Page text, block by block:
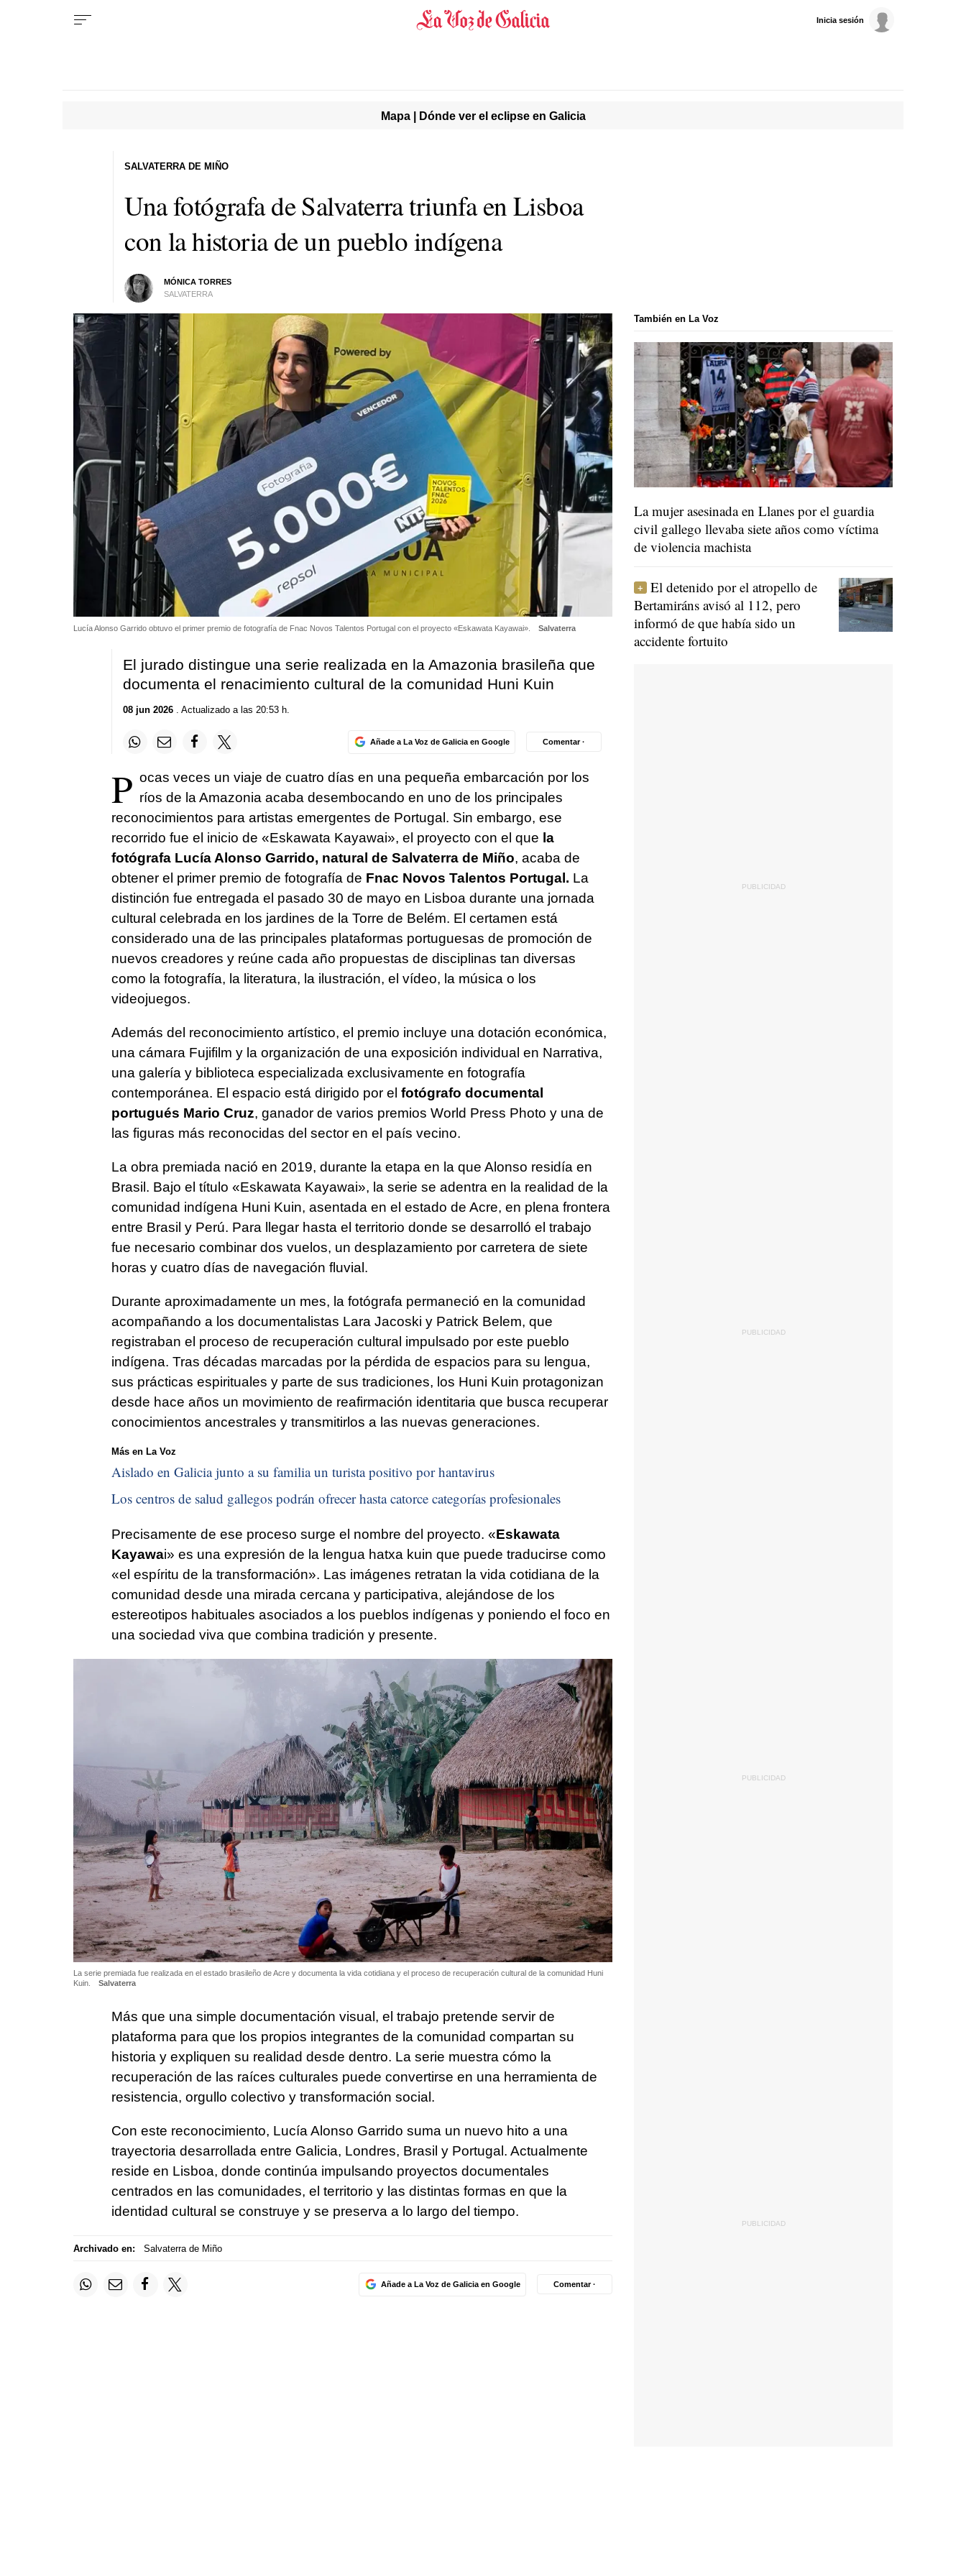
Inicia sesión
Mapa | Dónde ver el eclipse en Galicia
Una fotógrafa de Salvaterra triunfa en Lisboa
con la historia de un pueblo indígena
MÓNICA TORRES
SALVATERRA
SALVATERRA DE MIÑO
Lucía Alonso Garrido obtuvo el primer premio de fotografía de Fnac Novos Talentos Portugal con el proyecto «Eskawata Kayawai». Salvaterra
El jurado distingue una serie realizada en la Amazonia brasileña que
documenta el renacimiento cultural de la comunidad Huni Kuin
08 jun 2026. Actualizado a las 20:53 h.
Añade a La Voz de Galicia en Google Comentar ·
P ocas veces un viaje de cuatro días en una pequeña embarcación por los
ríos de la Amazonia acaba desembocando en uno de los principales
reconocimientos para artistas emergentes de Portugal. Sin embargo, ese
recorrido fue el inicio de «Eskawata Kayawai», el proyecto con el que la
fotógrafa Lucía Alonso Garrido, natural de Salvaterra de Miño, acaba de
obtener el primer premio de fotografía de Fnac Novos Talentos Portugal. La
distinción fue entregada el pasado 30 de mayo en Lisboa durante una jornada
cultural celebrada en los jardines de la Torre de Belém. El certamen está
considerado una de las principales plataformas portuguesas de promoción de
nuevos creadores y reúne cada año propuestas de disciplinas tan diversas
como la fotografía, la literatura, la ilustración, el vídeo, la música o los
videojuegos.
Además del reconocimiento artístico, el premio incluye una dotación económica,
una cámara Fujifilm y la organización de una exposición individual en Narrativa,
una galería y biblioteca especializada exclusivamente en fotografía
contemporánea. El espacio está dirigido por el fotógrafo documental
portugués Mario Cruz, ganador de varios premios World Press Photo y una de
las figuras más reconocidas del sector en el país vecino.
La obra premiada nació en 2019, durante la etapa en la que Alonso residía en
Brasil. Bajo el título «Eskawata Kayawai», la serie se adentra en la realidad de la
comunidad indígena Huni Kuin, asentada en el estado de Acre, en plena frontera
entre Brasil y Perú. Para llegar hasta el territorio donde se desarrolló el trabajo
fue necesario combinar dos vuelos, un desplazamiento por carretera de siete
horas y cuatro días de navegación fluvial.
Durante aproximadamente un mes, la fotógrafa permaneció en la comunidad
acompañando a los documentalistas Lara Jacoski y Patrick Belem, que
registraban el proceso de recuperación cultural impulsado por este pueblo
indígena. Tras décadas marcadas por la pérdida de espacios para su lengua,
sus prácticas espirituales y parte de sus tradiciones, los Huni Kuin protagonizan
desde hace años un movimiento de reafirmación identitaria que busca recuperar
conocimientos ancestrales y transmitirlos a las nuevas generaciones.
Más en La Voz
Aislado en Galicia junto a su familia un turista positivo por hantavirus
Los centros de salud gallegos podrán ofrecer hasta catorce categorías profesionales
Precisamente de ese proceso surge el nombre del proyecto. «Eskawata
Kayawai» es una expresión de la lengua hatxa kuin que puede traducirse como
«el espíritu de la transformación». Las imágenes retratan la vida cotidiana de la
comunidad desde una mirada cercana y participativa, alejándose de los
estereotipos habituales asociados a los pueblos indígenas y poniendo el foco en
una sociedad viva que combina tradición y presente.
La serie premiada fue realizada en el estado brasileño de Acre y documenta la vida cotidiana y el proceso de recuperación cultural de la comunidad Huni
Kuin.
Salvaterra
Más que una simple documentación visual, el trabajo pretende servir de
plataforma para que los propios integrantes de la comunidad compartan su
historia y expliquen su realidad desde dentro. La serie muestra cómo la
recuperación de las raíces culturales puede convertirse en una herramienta de
resistencia, orgullo colectivo y transformación social.
Con este reconocimiento, Lucía Alonso Garrido suma un nuevo hito a una
trayectoria desarrollada entre Galicia, Londres, Brasil y Portugal. Actualmente
reside en Lisboa, donde continúa impulsando proyectos documentales
centrados en las comunidades, el territorio y las distintas formas en que la
identidad cultural se construye y se preserva a lo largo del tiempo.
Archivado en: Salvaterra de Miño
Añade a La Voz de Galicia en Google Comentar ·
También en La Voz
La mujer asesinada en Llanes por el guardia
civil gallego llevaba siete años como víctima
de violencia machista
El detenido por el atropello de
Bertamiráns avisó al 112, pero
informó de que había sido un
accidente fortuito